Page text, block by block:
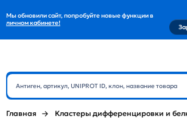
Мы обновили сайт, попробуйте новые функции в
личном кабинете!
Главная Кластеры дифференцировки и